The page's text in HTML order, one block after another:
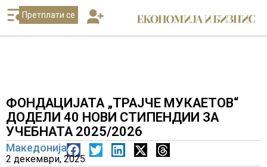
Претплати се
ФОНДАЦИЈАТА „ТРАЈЧЕ МУКАЕТОВ“
ДОДЕЛИ 40 НОВИ СТИПЕНДИИ ЗА
УЧЕБНАТА 2025/2026
Македонија
2 декември, 2025